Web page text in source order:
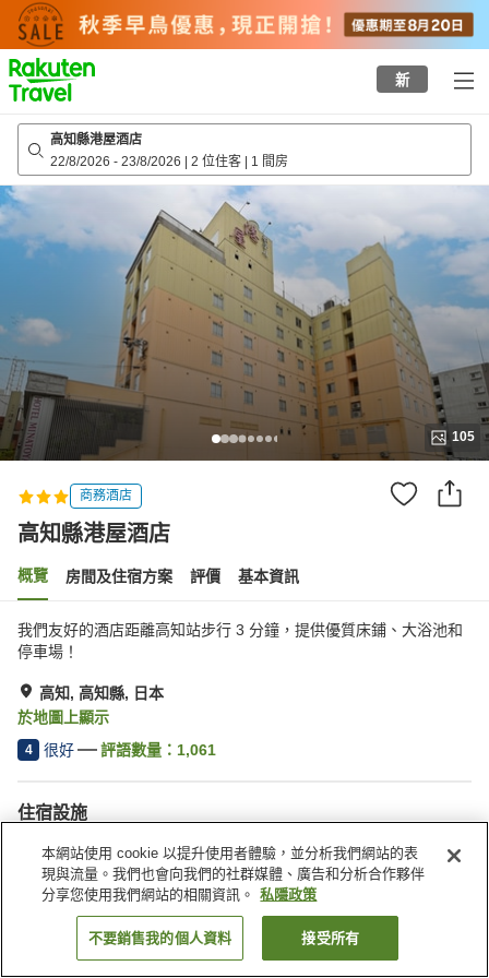
to
top
page
新
高知縣港屋酒店
22/8/2026 - 23/8/2026 | 2 位住客 | 1 間房
105
商務酒店
高知縣港屋酒店
概覽 房間及住宿方案 評價 基本資訊
我們友好的酒店距離高知站步行 3 分鐘，提供優質床鋪、大浴池和
停車場！
高知, 高知縣, 日本
於地圖上顯示
4 很好 評語數量： 1,061
住宿設施
停車場
桑拿
水療/美容院
自動販賣機
找客房
本網站使用 cookie 以提升使用者體驗，並分析我們網站的表
現與流量。我們也會向我們的社群媒體、廣告和分析合作夥伴
分享您使用我們網站的相關資訊。
私隱政策
不要銷售我的個人資料 接受所有